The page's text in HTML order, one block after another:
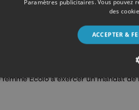
le yoga ou encore la
par ailleurs prochainement chez
priorités.
projets, plein de nouvelles
Ecolo à exercer un mandat
Paramètres publicitaires. Vous pouvez
des
ACCEPTER &